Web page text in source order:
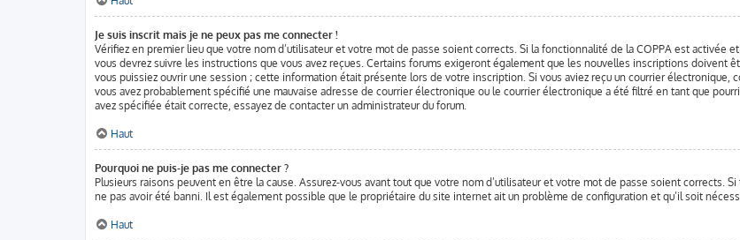
Je suis inscrit mais je ne peux pas me connecter !
Vérifiez en premier lieu que votre nom d’utilisateur et votre mot de passe soient corrects. Si la fonctionnalité de la COPPA est activée
vous devrez suivre les instructions que vous avez reçues. Certains forums exigeront également que les nouvelles inscriptions doivent
vous puissiez ouvrir une session ; cette information était présente lors de votre inscription. Si vous aviez reçu un courrier électronique,
vous avez probablement spécifié une mauvaise adresse de courrier électronique ou le courrier électronique a été filtré en tant que
avez spécifiée était correcte, essayez de contacter un administrateur du forum.
Haut
Pourquoi ne puis-je pas me connecter ?
Plusieurs raisons peuvent en être la cause. Assurez-vous avant tout que votre nom d’utilisateur et votre mot de passe soient corrects.
ne pas avoir été banni. Il est également possible que le propriétaire du site internet ait un problème de configuration et qu’il soit
Haut